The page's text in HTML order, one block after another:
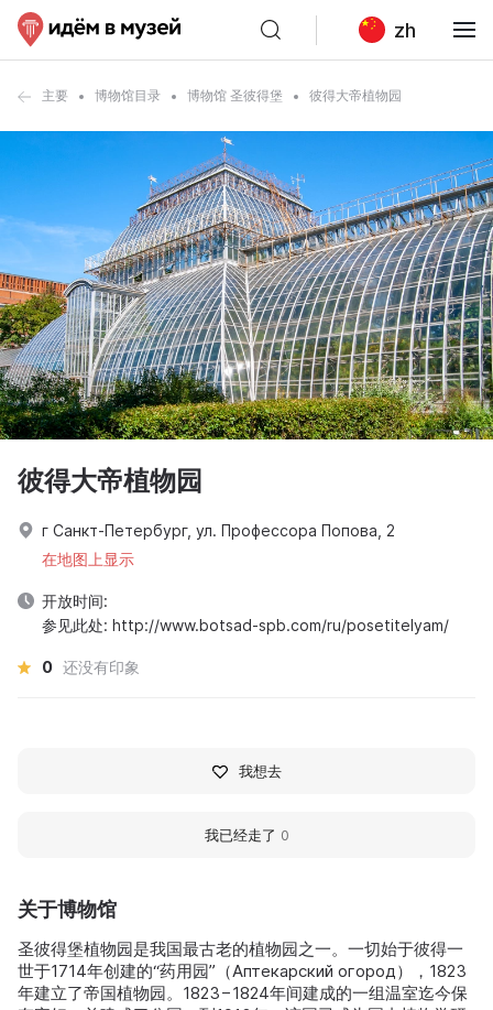
zh
主要 博物馆目录 博物馆 圣彼得堡 彼得大帝植物园
关于博物馆
圣彼得堡植物园是我国最古老的植物园之一。一切始于彼得一
世于1714年创建的“药用园”（Аптекарский огород），1823
年建立了帝国植物园。1823−1824年间建成的一组温室迄今保
彼得大帝植物园
г Санкт-Петербург, ул. Профессора Попова, 2
在地图上显示
开放时间:
参见此处: http://www.botsad-spb.com/ru/posetitelyam/
0 还没有印象
我想去
我已经走了 0